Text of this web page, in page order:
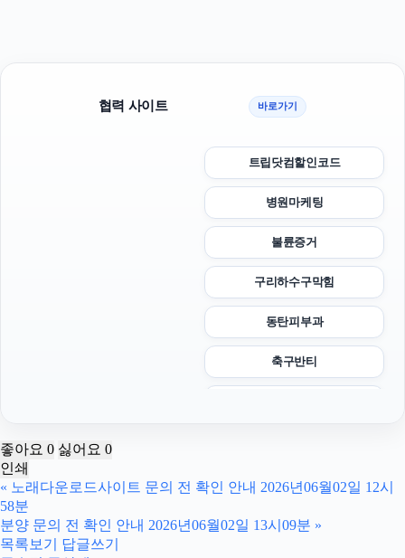
협력 사이트 바로가기
트립닷컴할인코드
병원마케팅
불륜증거
구리하수구막힘
동탄피부과
축구반티
서울암요양병원
부산흥신소
좋아요 0 싫어요 0
인쇄
« 노래다운로드사이트 문의 전 확인 안내 2026년06월02일 12시
58분
분양 문의 전 확인 안내 2026년06월02일 13시09분 »
목록보기
답글쓰기